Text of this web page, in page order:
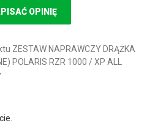
OPINIĘ
ZESTAW NAPRAWCZY DRĄŻKA
POLARIS RZR 1000 / XP ALL